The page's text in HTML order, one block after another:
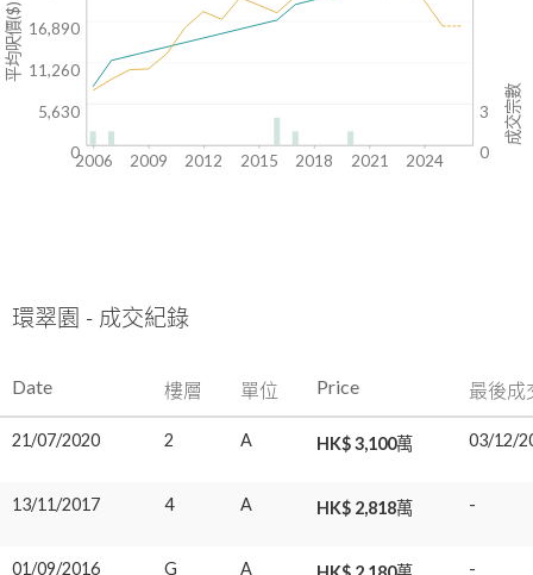
3
0
2006 2009 2012 2015 2018 2021 2024
成交宗數
16,890
11,260
5,630
0
平均呎價($)
環翠園 - 成交紀錄
Date 樓層 單位 Price 最後成
21/07/2020 2 A HK$ 3,100萬 03/12/
13/11/2017 4 A HK$ 2,818萬 -
01/09/2016 G A -